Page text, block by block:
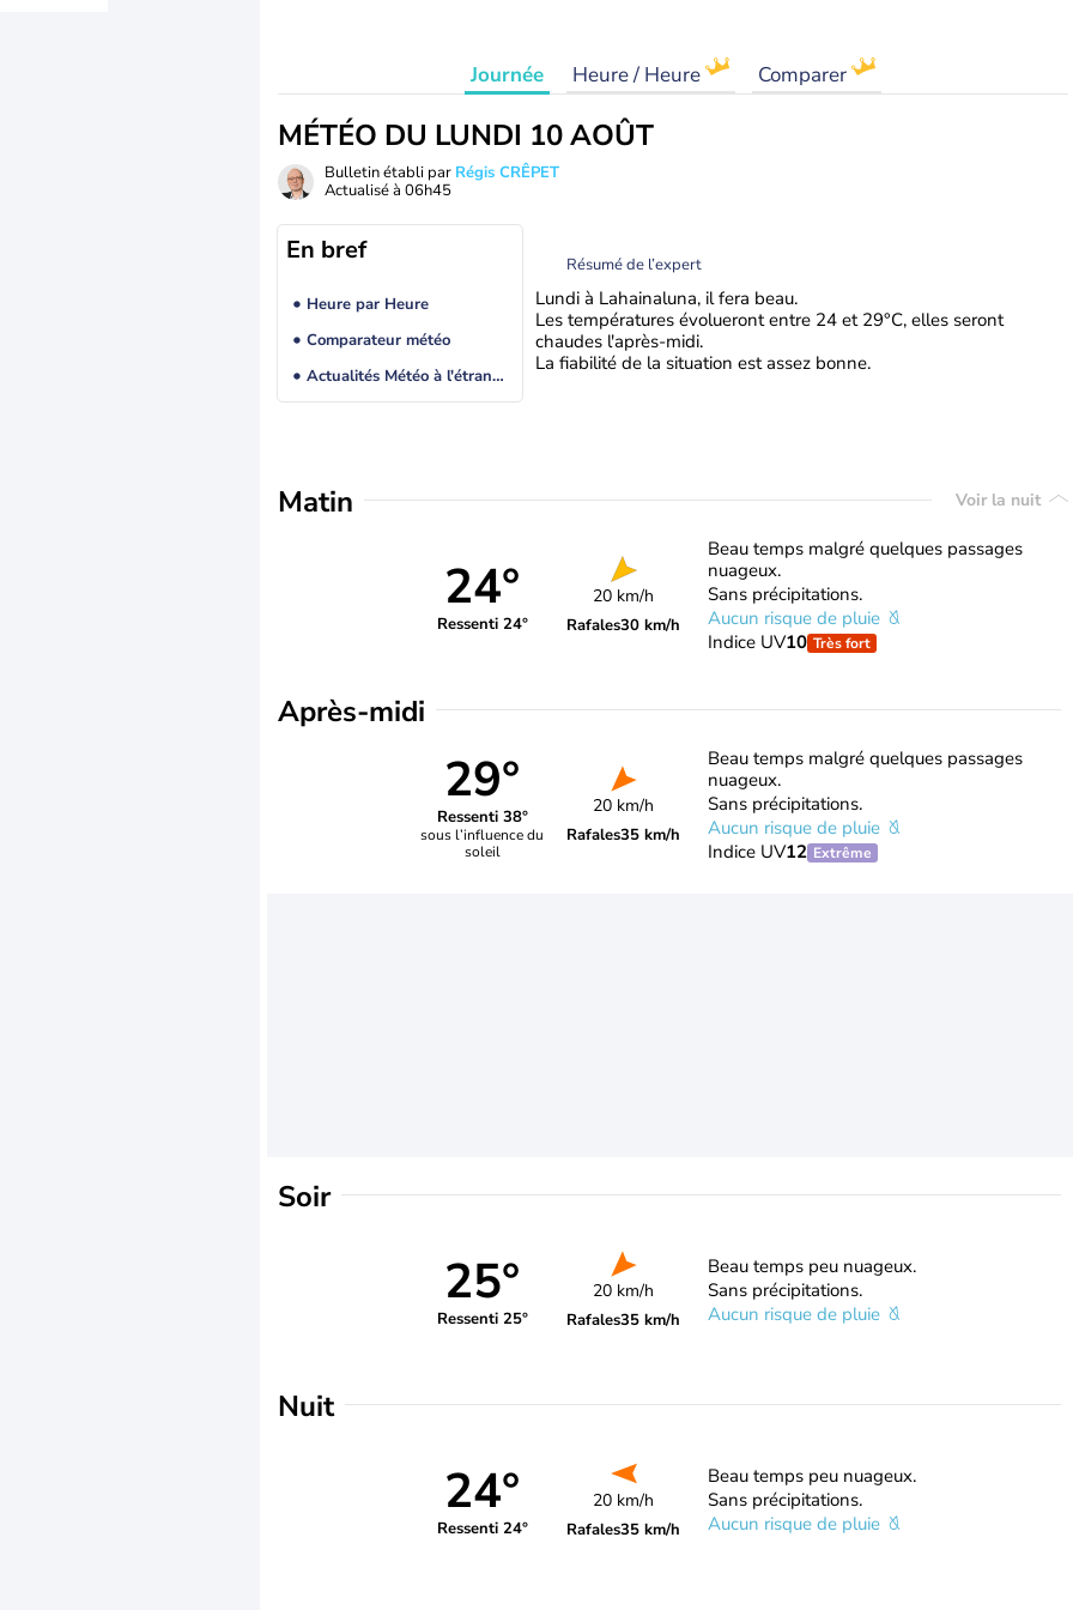
Journée Heure / Heure Comparer
MÉTÉO DU LUNDI 10 AOÛT
Bulletin établi par Régis CRÊPET
Actualisé à 06h45
En bref
Heure par Heure
Comparateur météo
Actualités Météo à l'étranger
Résumé de l’expert
Lundi à Lahainaluna, il fera beau.
Les températures évolueront entre 24 et 29°C, elles seront
chaudes l'après-midi.
La fiabilité de la situation est assez bonne.
Matin Voir la nuit
24°
Ressenti 24°
20 km/h
Rafales30 km/h
Beau temps malgré quelques passages
nuageux.
Sans précipitations.
Aucun risque de pluie
Indice UV10 Très fort
Après-midi
29°
Ressenti 38°
sous l’influence du
soleil
20 km/h
Rafales35 km/h
Beau temps malgré quelques passages
nuageux.
Sans précipitations.
Aucun risque de pluie
Indice UV12 Extrême
Soir
25°
Ressenti 25°
20 km/h
Rafales35 km/h
Beau temps peu nuageux.
Sans précipitations.
Aucun risque de pluie
Nuit
24°
Ressenti 24°
20 km/h
Rafales35 km/h
Beau temps peu nuageux.
Sans précipitations.
Aucun risque de pluie